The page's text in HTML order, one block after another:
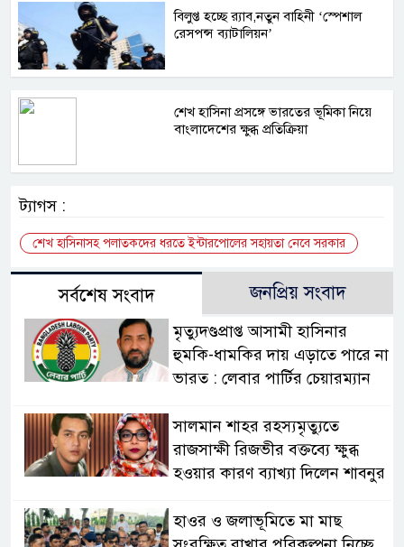
বিলুপ্ত হচ্ছে র‍্যাব,নতুন বাহিনী ‘স্পেশাল
রেসপন্স ব্যাটালিয়ন’
শেখ হাসিনা প্রসঙ্গে ভারতের ভূমিকা নিয়ে
বাংলাদেশের ক্ষুব্ধ প্রতিক্রিয়া
ট্যাগস :
শেখ হাসিনাসহ পলাতকদের ধরতে ইন্টারপোলের সহায়তা নেবে সরকার
সর্বশেষ সংবাদ জনপ্রিয় সংবাদ
মৃত্যুদণ্ডপ্রাপ্ত আসামী হাসিনার
হুমকি-ধামকির দায় এড়াতে পারে না
ভারত : লেবার পার্টির চেয়ারম্যান
সালমান শাহর রহস্যমৃত্যুতে
রাজসাক্ষী রিজভীর বক্তব্যে ক্ষুব্ধ
হওয়ার কারণ ব্যাখ্যা দিলেন শাবনুর
হাওর ও জলাভূমিতে মা মাছ